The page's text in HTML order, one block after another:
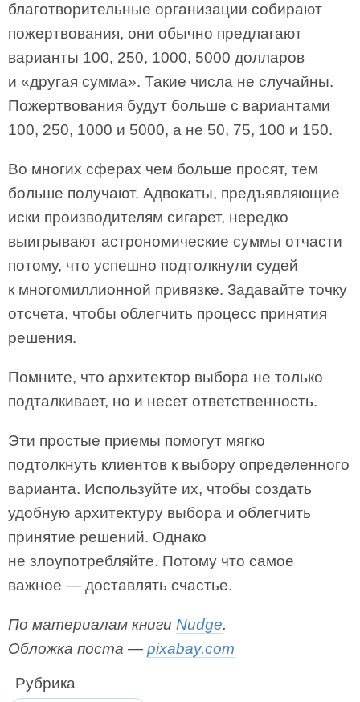
благотворительные организации собирают
пожертвования, они обычно предлагают
варианты 100, 250, 1000, 5000 долларов
и «другая сумма». Такие числа не случайны.
Пожертвования будут больше с вариантами
100, 250, 1000 и 5000, а не 50, 75, 100 и 150.
Во многих сферах чем больше просят, тем
больше получают. Адвокаты, предъявляющие
иски производителям сигарет, нередко
выигрывают астрономические суммы отчасти
потому, что успешно подтолкнули судей
к многомиллионной привязке. Задавайте точку
отсчета, чтобы облегчить процесс принятия
решения.
Помните, что архитектор выбора не только
подталкивает, но и несет ответственность.
Эти простые приемы помогут мягко
подтолкнуть клиентов к выбору определенного
варианта. Используйте их, чтобы создать
удобную архитектуру выбора и облегчить
принятие решений. Однако
не злоупотребляйте. Потому что самое
важное — доставлять счастье.
По материалам книги Nudge.
Обложка поста — pixabay.com
Рубрика